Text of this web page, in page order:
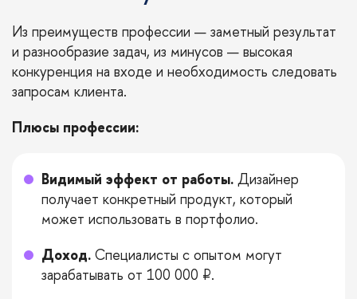
Из преимуществ профессии — заметный результат
и разнообразие задач, из минусов — высокая
конкуренция на входе и необходимость следовать
запросам клиента.
Плюсы профессии:
Видимый эффект от работы. Дизайнер
получает конкретный продукт, который
может использовать в портфолио.
Доход. Специалисты с опытом могут
зарабатывать от 100 000 ₽.